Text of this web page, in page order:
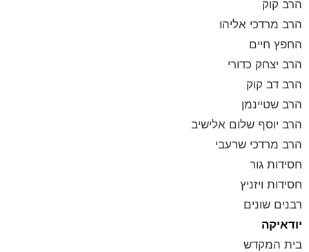
הרב קוק
הרב מרדכי אליהו
החפץ חיים
הרב יצחק כדורי
הרב דב קוק
הרב שטיינמן
הרב יוסף שלום אלישיב
הרב מרדכי שרעבי
חסידות גור
חסידות ויזניץ
רבנים שונים
יודאיקה
בית המקדש